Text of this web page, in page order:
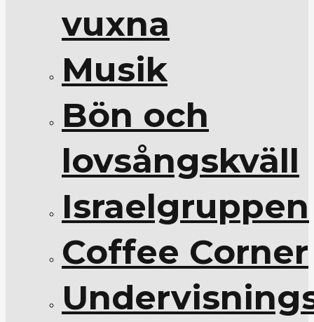
vuxna
Musik
Bön och
lovsångskväll
Israelgruppen
Coffee Corner